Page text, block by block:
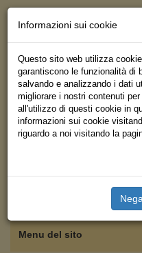
Federazione
Menu del sito
Informazioni sui cookie
Questo sito web utilizza
garantiscono le funzionalità di
salvando e analizzando i dati
migliorare i nostri contenuti
all'utilizzo di questi cookie in
informazioni sui cookie
riguardo a noi visitando la